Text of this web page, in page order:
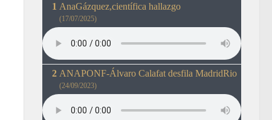
AnaGázquez,científica hallazgo
(17/07/2025)
ANAPONF-Álvaro Calafat desfila MadridRio
(24/09/2023)